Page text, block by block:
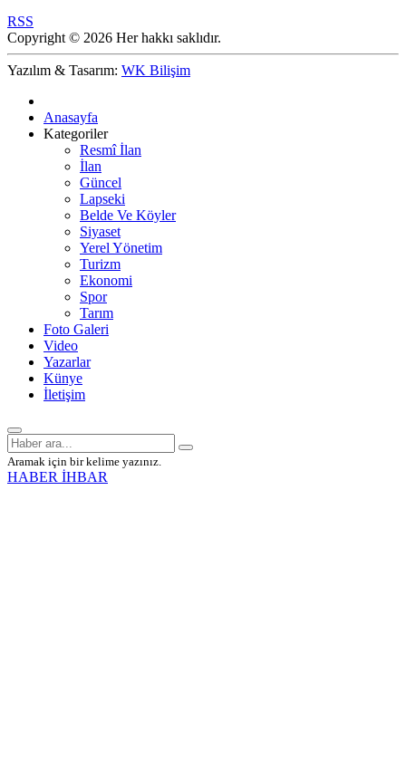
RSS
Copyright © 2026 Her hakkı saklıdır.
Yazılım & Tasarım: WK Bilişim
Anasayfa
Kategoriler
Resmî İlan
İlan
Güncel
Lapseki
Belde Ve Köyler
Siyaset
Yerel Yönetim
Turizm
Ekonomi
Spor
Tarım
Foto Galeri
Video
Yazarlar
Künye
İletişim
Aramak için bir kelime yazınız.
HABER İHBAR